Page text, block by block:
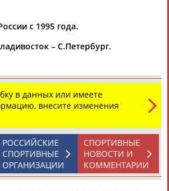
АБДИКАРИМОВААБДРАХМАНОВ
с 1995 года.
– С.Петербург.
в данных или имеете
внесите изменения
СПОРТИВНЫЕ
НОВОСТИ И
КОММЕНТАРИИ
РОССИЙСКИЕ
СПОРТИВНЫЕ
ОРГАНИЗАЦИИ